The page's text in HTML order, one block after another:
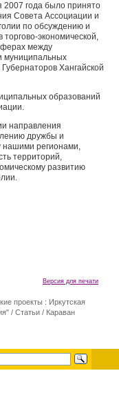
года было принято
Совета Ассоциации и
по обсуждению и
экономической,
между
муниципальных
Хангайской
образований
направления
дружбы и
нашими регионами,
территорий,
развитию
Версия для печати
проекты : Иркутская
/ Статьи / Караван